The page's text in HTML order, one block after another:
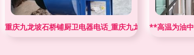
工业环境优化
重庆九龙坡石桥铺厨卫电器电话_重庆九龙坡石桥铺厨卫
**高温为油